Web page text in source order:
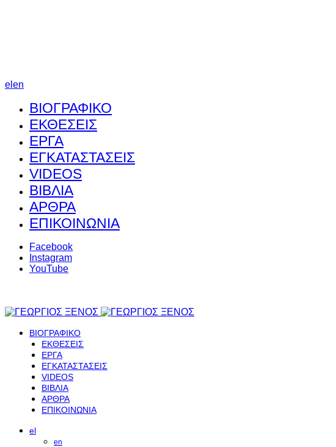
el en
ΒΙΟΓΡΑΦΙΚΟ
ΕΚΘΕΣΕΙΣ
ΕΡΓΑ
ΕΓΚΑΤΑΣΤΑΣΕΙΣ
VIDEOS
ΒΙΒΛΙΑ
ΑΡΘΡΑ
ΕΠΙΚΟΙΝΩΝΙΑ
Facebook
Instagram
YouTube
ΒΙΟΓΡΑΦΙΚΟ
ΕΚΘΕΣΕΙΣ
ΕΡΓΑ
ΕΓΚΑΤΑΣΤΑΣΕΙΣ
VIDEOS
ΒΙΒΛΙΑ
ΑΡΘΡΑ
ΕΠΙΚΟΙΝΩΝΙΑ
el
en